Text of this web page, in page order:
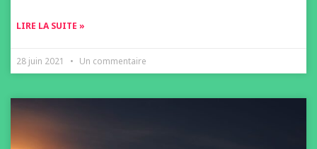
LIRE LA SUITE »
28 juin 2021 Un commentaire